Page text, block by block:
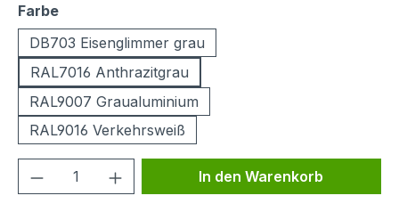
Farbeauswählen
DB703 Eisenglimmer grau
RAL7016 Anthrazitgrau
RAL9007 Graualuminium
RAL9016 Verkehrsweiß
Produkt Anzahl: Gib denIn den Warenkorb